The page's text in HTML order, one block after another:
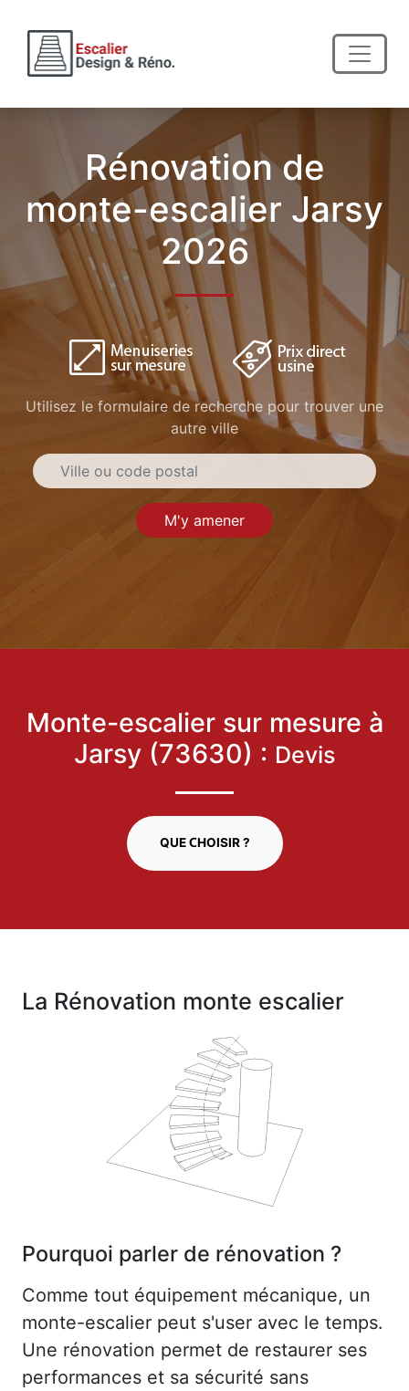
Rénovation de
monte-escalier Jarsy
2026
Utilisez le formulaire de recherche pour trouver une
autre ville
M'y amener
Monte-escalier sur mesure à
Jarsy (73630) : Devis
QUE CHOISIR ?
La Rénovation monte escalier
Pourquoi parler de rénovation ?
Comme tout équipement mécanique, un
monte-escalier peut s'user avec le temps.
Une rénovation permet de restaurer ses
performances et sa sécurité sans